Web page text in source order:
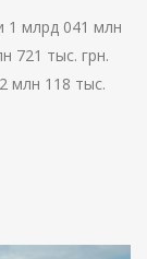
1 млрд 041 млн
721 тыс. грн.
млн 118 тыс.